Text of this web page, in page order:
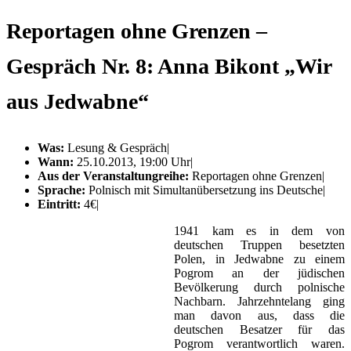
Reportagen ohne Grenzen –
Gespräch Nr. 8: Anna Bikont „Wir
aus Jedwabne“
Was: Lesung & Gespräch|
Wann: 25.10.2013, 19:00 Uhr|
Aus der Veranstaltungreihe: Reportagen ohne Grenzen|
Sprache: Polnisch mit Simultanübersetzung ins Deutsche|
Eintritt: 4€|
1941 kam es in dem von
deutschen Truppen besetzten
Polen, in Jedwabne zu einem
Pogrom an der jüdischen
Bevölkerung durch polnische
Nachbarn. Jahrzehntelang ging
man davon aus, dass die
deutschen Besatzer für das
Pogrom verantwortlich waren.